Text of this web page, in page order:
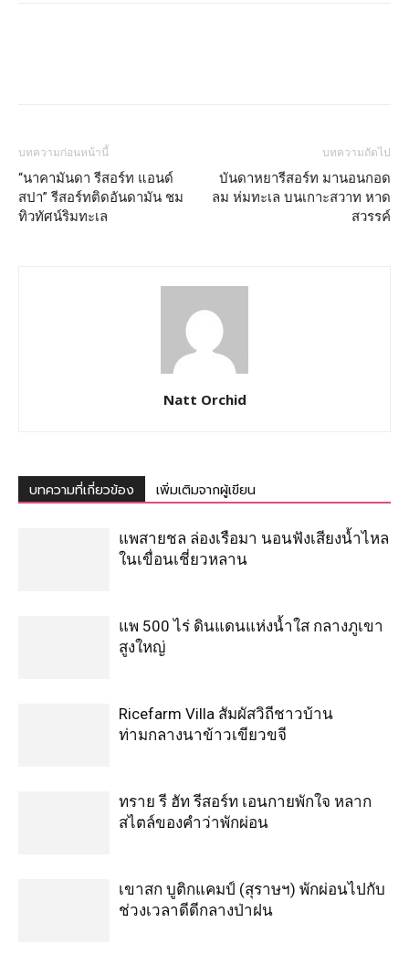
บทความก่อนหน้านี้
“นาคามันดา รีสอร์ท แอนด์
สปา” รีสอร์ทติดอันดามัน ชม
ทิวทัศน์ริมทะเล
บทความถัดไป
บันดาหยารีสอร์ท มานอนกอด
ลม ห่มทะเล บนเกาะสวาท หาด
สวรรค์
Natt Orchid
บทความที่เกี่ยวข้อง เพิ่มเติมจากผู้เขียน
แพสายชล ล่องเรือมา นอนฟังเสียงน้ำไหล
ในเขื่อนเชี่ยวหลาน
แพ 500 ไร่ ดินแดนแห่งน้ำใส กลางภูเขา
สูงใหญ่
Ricefarm Villa สัมผัสวิถีชาวบ้าน
ท่ามกลางนาข้าวเขียวขจี
ทราย รี ฮัท รีสอร์ท เอนกายพักใจ หลาก
สไตล์ของคำว่าพักผ่อน
เขาสก บูติกแคมป์ (สุราษฯ) พักผ่อนไปกับ
ช่วงเวลาดีดีกลางป่าฝน